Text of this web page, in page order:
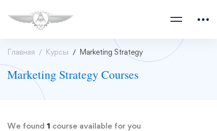
Главная Курсы Marketing Strategy
Marketing Strategy Courses
We found 1 course available for you